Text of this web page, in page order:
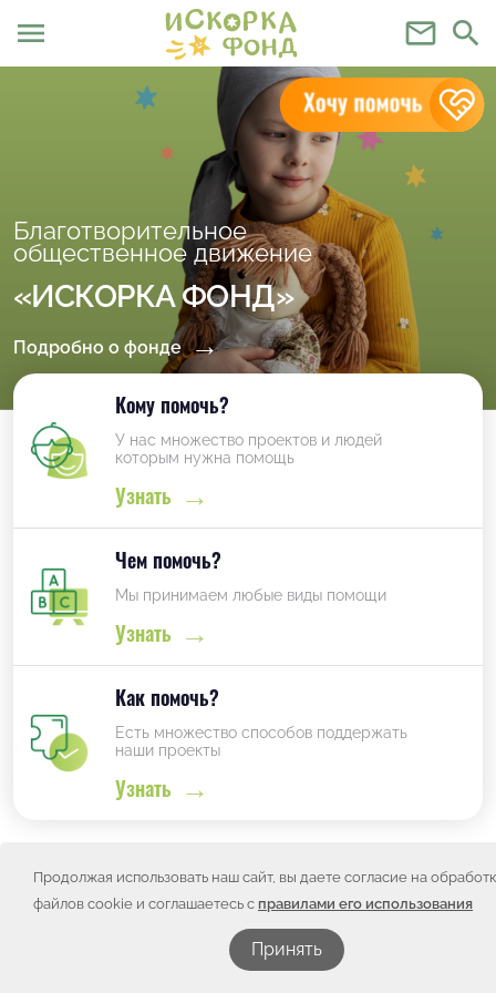
Продолжая использовать наш сайт, вы даете согласие на
файлов cookie и соглашаетесь с правилами его использования
Принять
menu mail_outline search
Благотворительное
общественное движение
«ИСКОРКА ФОНД»
Подробно о фонде
Кому помочь?
У нас множество проектов и людей
которым нужна помощь
Узнать
Чем помочь?
Мы принимаем любые виды помощи
Узнать
Как помочь?
Есть множество способов поддержать
наши проекты
Узнать
Проекты фонда
Смотреть все проекты